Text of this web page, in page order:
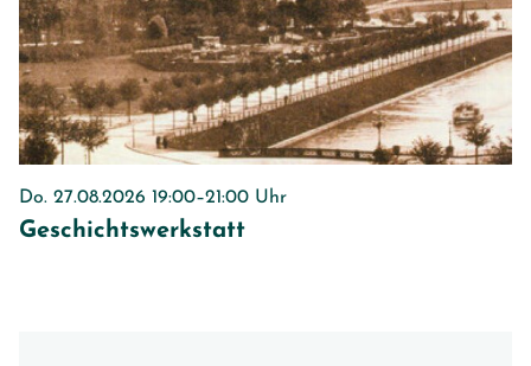
Do. 27.08.2026 19:00–21:00 Uhr
Geschichtswerkstatt